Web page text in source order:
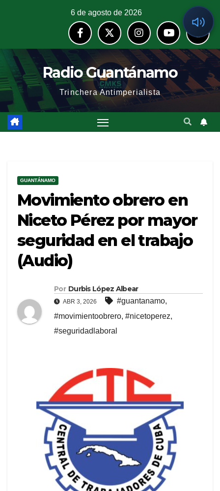
6 de agosto de 2026
Radio Guantánamo
Trinchera Antimperialista
GUANTÁNAMO
Movimiento obrero en
Niceto Pérez por mayor
seguridad en el trabajo
(Audio)
Por Durbis López Albear
ABR 3, 2026 #guantanamo,
#movimientoobrero, #nicetoperez,
#seguridadlaboral